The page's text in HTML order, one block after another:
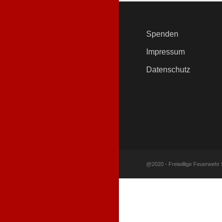
Spenden
Impressum
Datenschutz
.
@2020 - Freiwillige Feuerwehr